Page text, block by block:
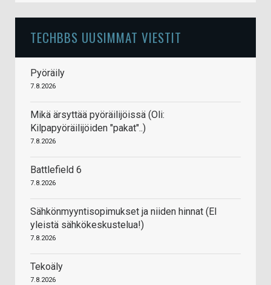
TECHBBS UUSIMMAT VIESTIT
Pyöräily
7.8.2026
Mikä ärsyttää pyöräilijöissä (Oli:
Kilpapyöräilijöiden "pakat"..)
7.8.2026
Battlefield 6
7.8.2026
Sähkönmyyntisopimukset ja niiden hinnat (EI
yleistä sähkökeskustelua!)
7.8.2026
Tekoäly
7.8.2026